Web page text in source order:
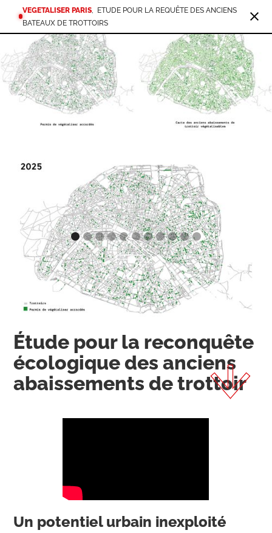
VEGETALISER PARIS,
ETUDE POUR LA REQUÊTE DES ANCIENS
BATEAUX DE TROTTOIRS
Étude pour la reconquête
écologique des anciens
abaissements de trottoir
Un potentiel urbain inexploité